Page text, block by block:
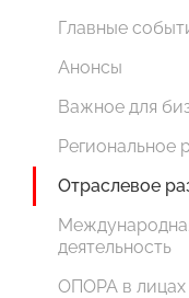
Главные
Анонсы
Важное для
Региональное
Отраслевое
деятельность
ОПОРА в лицах